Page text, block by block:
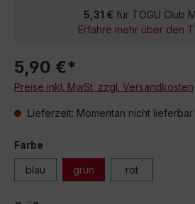
5,31 € für TOGU Club
Erfahre mehr über den
5,90 €*
Preise inkl. MwSt. zzgl. Versandkosten
Lieferzeit: Momentan nicht lieferbar
Farbe
blau grün rot